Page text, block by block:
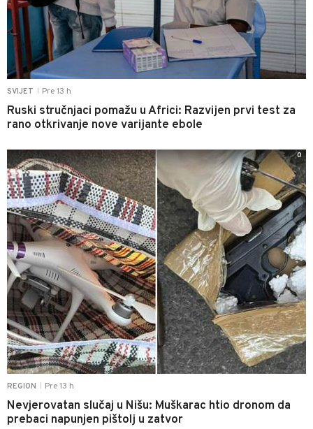
SVIJET Pre 13 h
Ruski stručnjaci pomažu u Africi: Razvijen prvi test za
rano otkrivanje nove varijante ebole
REGION Pre 13 h
Nevjerovatan slučaj u Nišu: Muškarac htio dronom da
prebaci napunjen pištolj u zatvor
0